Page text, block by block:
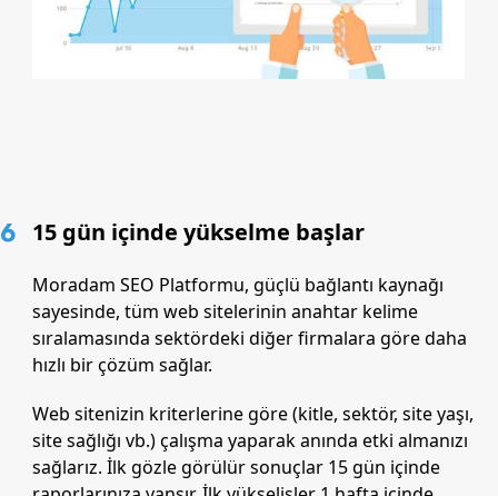
6 15 gün içinde yükselme başlar
Moradam SEO Platformu, güçlü bağlantı kaynağı
sayesinde, tüm web sitelerinin anahtar kelime
sıralamasında sektördeki diğer firmalara göre daha
hızlı bir çözüm sağlar.
Web sitenizin kriterlerine göre (kitle, sektör, site yaşı,
site sağlığı vb.) çalışma yaparak anında etki almanızı
sağlarız. İlk gözle görülür sonuçlar 15 gün içinde